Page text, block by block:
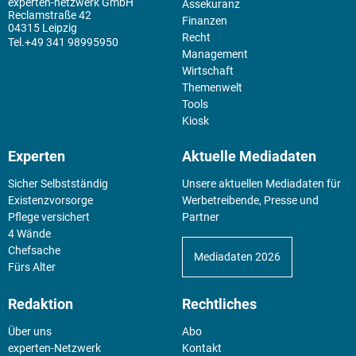
Reclamstraße 42
04315 Leipzig
+49 341 98995950
Assekuranz
Finanzen
Recht
Management
Wirtschaft
Themenwelt
Tools
Kiosk
Experten
Sicher Selbstständig
Existenz­vorsorge
Pflege versichert
4 Wände
Chefsache
Fürs Alter
Aktuelle Mediadaten
Unsere aktuellen Mediadaten für
Werbetreibende, Presse und
Partner
Mediadaten 2026
Redaktion
Über uns
experten-Netzwerk
Rechtliches
Abo
Kontakt